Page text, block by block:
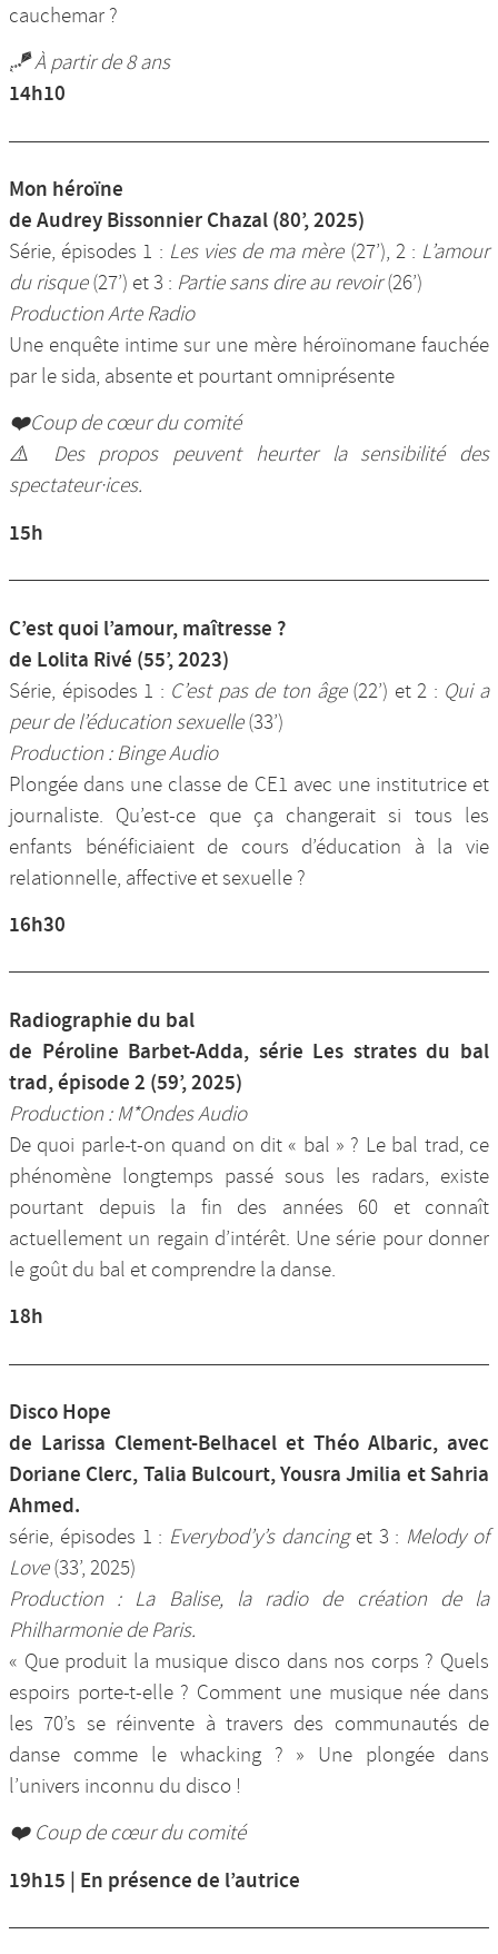
cauchemar ?
🪁 À partir de 8 ans
14h10
Mon héroïne
de Audrey Bissonnier Chazal (80’, 2025)
Série, épisodes 1 : Les vies de ma mère (27’), 2 : L’amour
du risque(27’) et 3 : Partie sans dire au revoir(26’)
Production Arte Radio
Une enquête intime sur une mère héroïnomane fauchée
par le sida, absente et pourtant omniprésente
❤️Coup de cœur du comité
⚠️ Des propos peuvent heurter la sensibilité des
spectateur·ices.
15h
C’est quoi l’amour, maîtresse ?
de Lolita Rivé (55’, 2023)
Série, épisodes 1 : C’est pas de ton âge(22’) et 2 : Qui a
peur de l’éducation sexuelle(33’)
Production : Binge Audio
Plongée dans une classe de CE1 avec une institutrice et
journaliste. Qu’est-ce que ça changerait si tous les
enfants bénéficiaient de cours d’éducation à la vie
relationnelle, affective et sexuelle ?
16h30
Radiographie du bal
de Péroline Barbet-Adda, série Les strates du bal
trad, épisode 2 (59’, 2025)
Production : M*Ondes Audio
De quoi parle-t-on quand on dit « bal » ? Le bal trad, ce
phénomène longtemps passé sous les radars, existe
pourtant depuis la fin des années 60 et connaît
actuellement un regain d’intérêt. Une série pour donner
le goût du bal et comprendre la danse.
18h
Disco Hope
de Larissa Clement-Belhacel et Théo Albaric, avec
Doriane Clerc, Talia Bulcourt, Yousra Jmilia et Sahria
Ahmed.
série, épisodes 1 : Everybod’y’s dancinget 3 : Melody of
Love(33’, 2025)
Production : La Balise, la radio de création de la
Philharmonie de Paris.
« Que produit la musique disco dans nos corps ? Quels
espoirs porte-t-elle ? Comment une musique née dans
les 70’s se réinvente à travers des communautés de
danse comme le whacking ? » Une plongée dans
l’univers inconnu du disco !
❤️ Coup de cœur du comité
19h15 | En présence de l’autrice